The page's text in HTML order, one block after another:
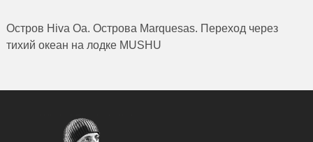
Остров Hiva Oa. Острова Marquesas. Переход через
тихий океан на лодке MUSHU